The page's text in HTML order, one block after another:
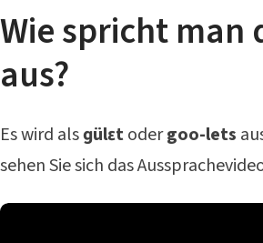
Wie spricht man
aus?
Es wird alsɡülɛtodergoo-lets
sehen Sie sich das